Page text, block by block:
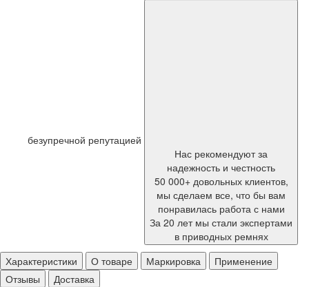
безупречной репутацией
Нас рекомендуют за
надежность и честность
50 000+ довольных клиентов,
мы сделаем все, что бы вам
понравилась работа с нами
За 20 лет мы стали экспертами
в приводных ремнях
Характеристики
О товаре Маркировка
Применение
Отзывы
Доставка